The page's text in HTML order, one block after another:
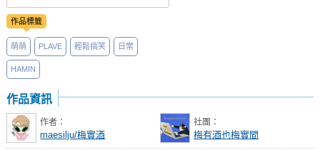
作品標籤
萌萌 PLAVE 輕鬆搞笑 日常
HAMIN
作品資訊
作者：
maesilju/梅實酒
社團：
梅有酒也梅實間